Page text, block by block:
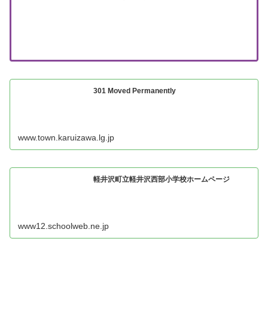
301 Moved Permanently
www.town.karuizawa.lg.jp
軽井沢町立軽井沢西部小学校ホームページ
www12.schoolweb.ne.jp